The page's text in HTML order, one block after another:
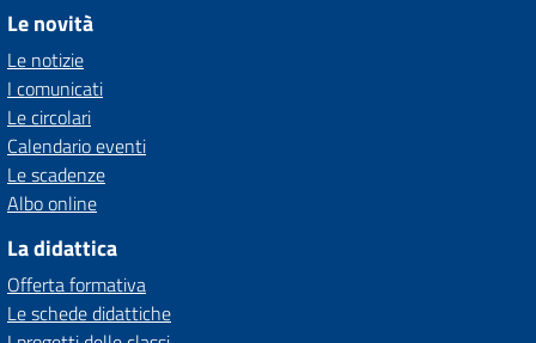
Le novità
Le notizie
I comunicati
Le circolari
Calendario eventi
Le scadenze
Albo online
La didattica
Offerta formativa
Le schede didattiche